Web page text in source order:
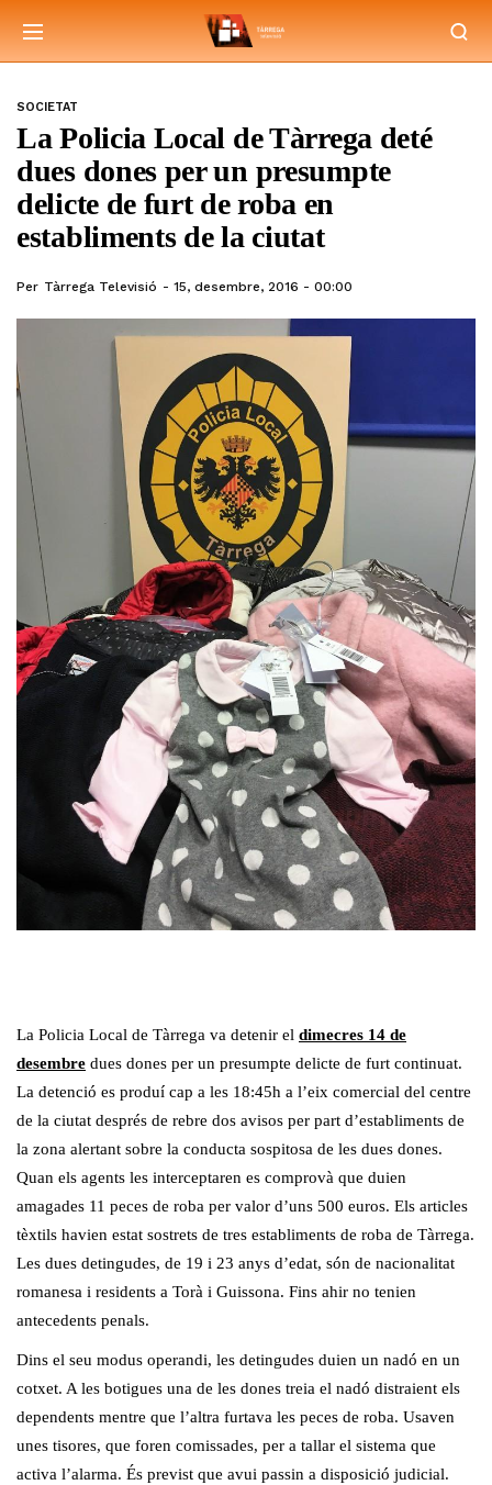
SOCIETAT
La Policia Local de Tàrrega deté
dues dones per un presumpte
delicte de furt de roba en
establiments de la ciutat
Per Tàrrega Televisió 15, desembre, 2016 - 00:00
La Policia Local de Tàrrega va detenir el dimecres 14 de
desembre dues dones per un presumpte delicte de furt continuat.
La detenció es produí cap a les 18:45h a l’eix comercial del centre
de la ciutat després de rebre dos avisos per part d’establiments de
la zona alertant sobre la conducta sospitosa de les dues dones.
Quan els agents les interceptaren es comprovà que duien
amagades 11 peces de roba per valor d’uns 500 euros. Els articles
tèxtils havien estat sostrets de tres establiments de roba de Tàrrega.
Les dues detingudes, de 19 i 23 anys d’edat, són de nacionalitat
romanesa i residents a Torà i Guissona. Fins ahir no tenien
antecedents penals.
Dins el seu modus operandi, les detingudes duien un nadó en un
cotxet. A les botigues una de les dones treia el nadó distraient els
dependents mentre que l’altra furtava les peces de roba. Usaven
unes tisores, que foren comissades, per a tallar el sistema que
activa l’alarma. És previst que avui passin a disposició judicial.